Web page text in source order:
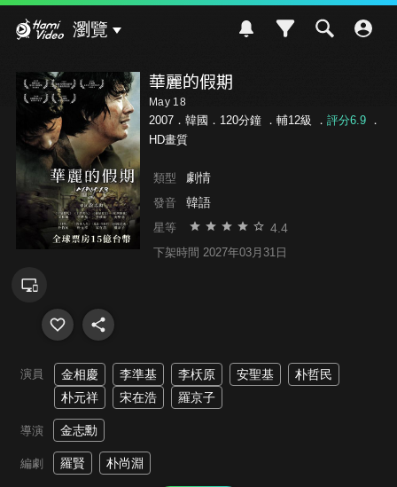
瀏覽
華麗的假期
May 18
2007．韓國．120分鐘 ． 輔12級 ． 評分6.9．
HD畫質
類型 劇情
發音 韓語
星等 4.4
下架時間 2027年03月31日
演員 金相慶 李準基 李枖原 安聖基
朴哲民
朴元祥
宋在浩 羅京子
導演 金志勳
編劇 羅賢 朴尚淵